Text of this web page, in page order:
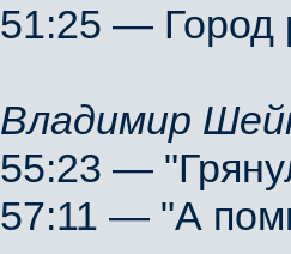
51:25 — Город
Владимир
55:23 —
57:11 — "А